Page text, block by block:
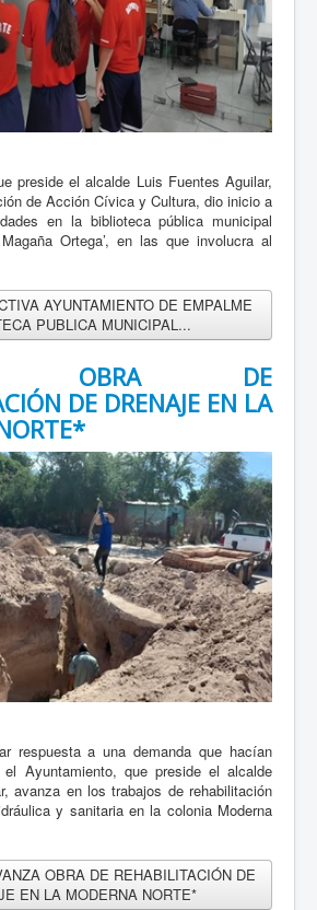
preside el alcalde Luis Fuentes Aguilar,
de Acción Cívica y Cultura, dio inicio a
en la biblioteca pública municipal
Ortega’, en las que involucra al
AYUNTAMIENTO DE EMPALME
PUBLICA MUNICIPAL...
OBRA DE
DE DRENAJE EN LA
respuesta a una demanda que hacían
Ayuntamiento, que preside el alcalde
avanza en los trabajos de rehabilitación
y sanitaria en la colonia Moderna
OBRA DE REHABILITACIÓN DE
EN LA MODERNA NORTE*